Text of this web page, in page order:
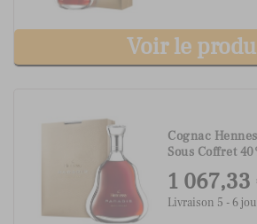
Voir le
Cognac
Sous Coffret
1 067,33
Livraison 5 - 6